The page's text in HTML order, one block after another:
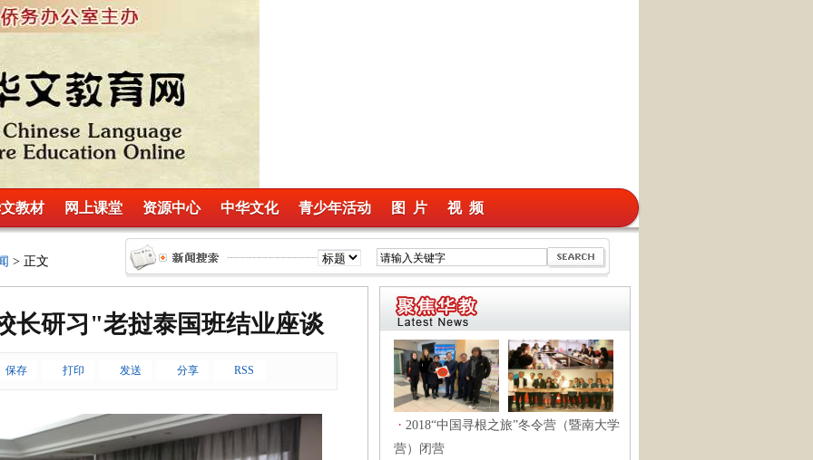
教材 网上课堂 资源中心 中华文化 青少年活动 图 片 视 频
> 正文
长研习"老挝泰国班结业座谈
保存 打印 发送 分享 RSS
· 2018“中国寻根之旅”冬令营（暨南大学
营）闭营